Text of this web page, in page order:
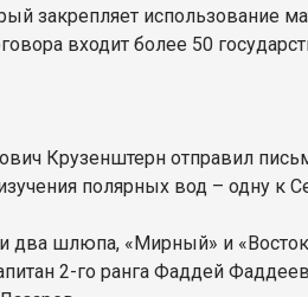
закрепляет использование
входит более 50
Крузенштерн отправил
полярных вод – одну
два шлюпа, «Мирный» и
2-го ранга Фаддей